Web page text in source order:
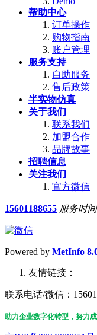
帮助中心
订单操作
购物指南
账户管理
服务支持
自助服务
售后政策
半实物仿真
关于我们
联系我们
加盟合作
品牌故事
招聘信息
关注我们
官方微信
15601188655 服务时
Powered by MetInfo
友情链接：
联系电话/微信：
助力企业数字化转型，努力